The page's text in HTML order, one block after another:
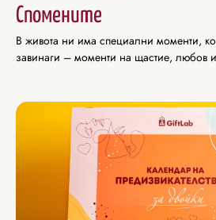
Спомените
В живота ни има специални моменти,
завинаги – моменти на щастие, любов